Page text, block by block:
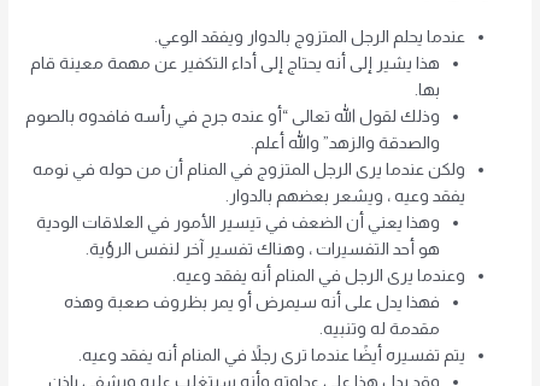
عندما يحلم الرجل المتزوج بالدوار ويفقد الوعي.
هذا يشير إلى أنه يحتاج إلى أداء التكفير عن مهمة معينة قام
بها.
وذلك لقول الله تعالى “أو عنده جرح في رأسه فافدوه بالصوم
والصدقة والزهد” والله أعلم.
ولكن عندما يرى الرجل المتزوج في المنام أن من حوله في نومه
يفقد وعيه ، ويشعر بعضهم بالدوار.
وهذا يعني أن الضعف في تيسير الأمور في العلاقات الودية
هو أحد التفسيرات ، وهناك تفسير آخر لنفس الرؤية.
وعندما يرى الرجل في المنام أنه يفقد وعيه.
فهذا يدل على أنه سيمرض أو يمر بظروف صعبة وهذه
مقدمة له وتنبيه.
يتم تفسيره أيضًا عندما ترى رجلاً في المنام أنه يفقد وعيه.
وقد يدل هذا على عداوته وأنه سيتغلب عليه ويشفى بإذن